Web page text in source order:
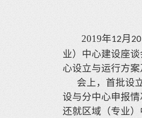
2019年12月 20
业）中心建设座
心设立与运行方案
会上，首批设
设与分中心申报
还就区域（专业